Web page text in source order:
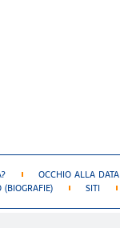
OCCHIO ALLA DATA
SITI